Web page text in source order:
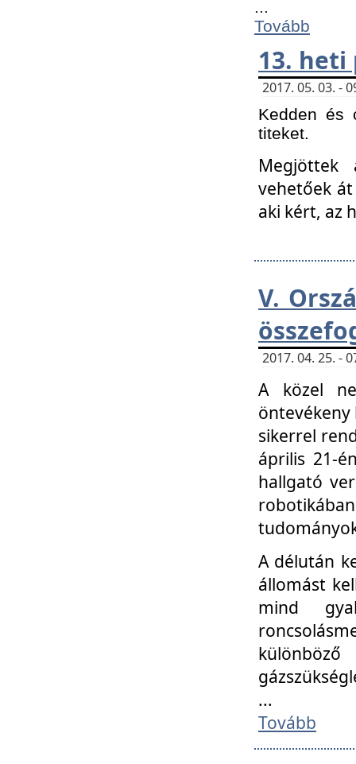
Tovább
13.
2017. 05. 03. -
Kedden és
titeket.
Megjöttek
vehetőek
aki kért, az
V.
2017. 04. 25. -
A közel
öntevékeny
sikerrel
április 21-
hallgató
A délután
állomást
mind
...
Tovább